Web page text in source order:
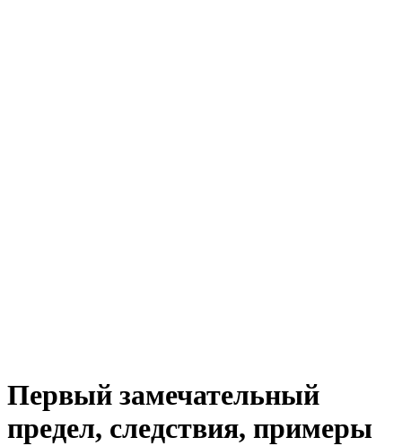
Первый замечательный
предел, следствия, примеры